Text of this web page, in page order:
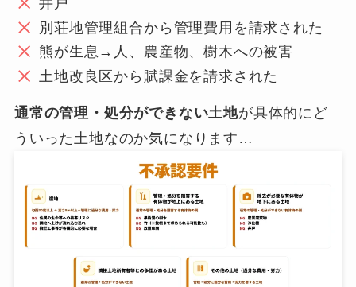
井戸
別荘地管理組合から管理費用を請求された
熊が生息→人、農産物、樹木への被害
土地改良区から賦課金を請求された
通常の管理・処分ができない土地が具体的にど
ういった土地なのか気になります…